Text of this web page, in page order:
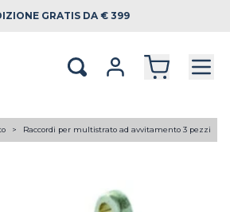
GRATIS DA € 399
Raccordi per multistrato ad avvitamento 3 pezzi